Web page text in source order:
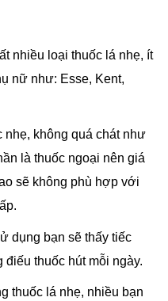
nhiều loại thuốc lá nhẹ, ít
nữ như: Esse, Kent,
nhẹ, không quá chát như
là thuốc ngoại nên giá
sẽ không phù hợp với
dụng bạn sẽ thấy tiếc
thuốc hút mỗi ngày.
thuốc lá nhẹ, nhiều bạn